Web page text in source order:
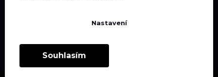
Nastavení
Souhlasím
Doprava a platba
Obchodní podmínky